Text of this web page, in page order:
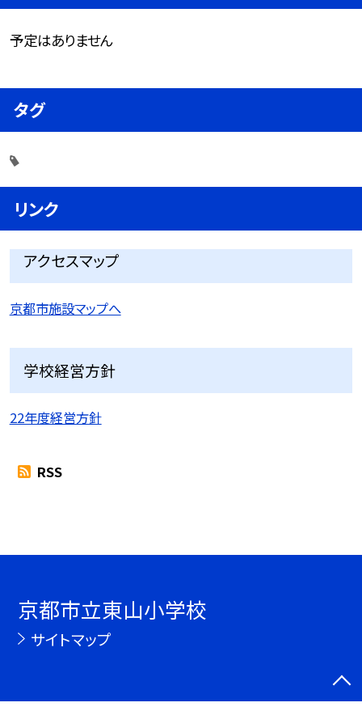
予定はありません
タグ
リンク
アクセスマップ
京都市施設マップへ
学校経営方針
22年度経営方針
RSS
京都市立東山小学校
サイトマップ